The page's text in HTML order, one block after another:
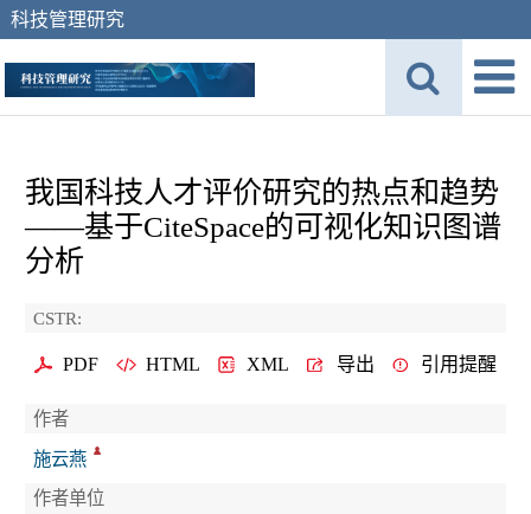
科技管理研究
我国科技人才评价研究的热点和趋势
——基于CiteSpace的可视化知识图谱
分析
CSTR:
PDF HTML XML 导出 引用提醒
作者
施云燕
作者单位